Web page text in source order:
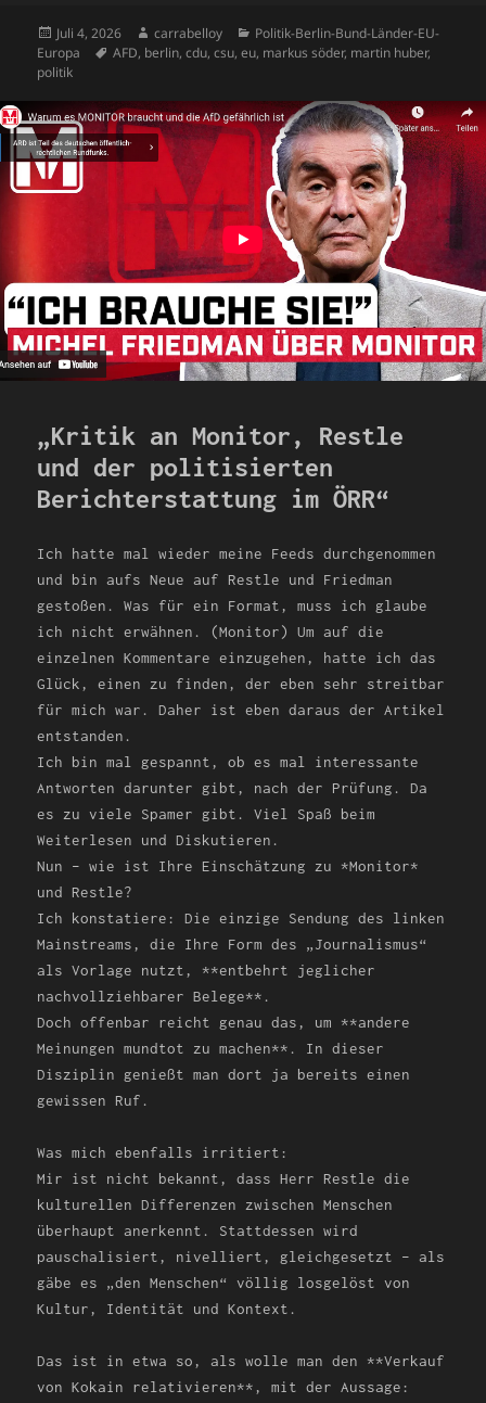
s
es
s
Veröffentlicht
am
Juli 4, 2026 Autor
carrabelloy Kategorien
Politik-Berlin-Bund-Länder-EU-
Europa
Schlagwörter
AFD, berlin,cdu,csu,eu, markus söder, martin huber,
politik
„Kritik an Monitor, Restle
und der politisierten
Berichterstattung im ÖRR“
Ich hatte mal wieder meine Feeds durchgenommen
und bin aufs Neue auf Restle und Friedman
gestoßen. Was für ein Format, muss ich glaube
ich nicht erwähnen. (Monitor) Um auf die
einzelnen Kommentare einzugehen, hatte ich das
Glück, einen zu finden, der eben sehr streitbar
für mich war. Daher ist eben daraus der Artikel
entstanden.
Ich bin mal gespannt, ob es mal interessante
Antworten darunter gibt, nach der Prüfung. Da
es zu viele Spamer gibt. Viel Spaß beim
Weiterlesen und Diskutieren.
Nun – wie ist Ihre Einschätzung zu *Monitor*
und Restle?
Ich konstatiere: Die einzige Sendung des linken
Mainstreams, die Ihre Form des „Journalismus“
als Vorlage nutzt, **entbehrt jeglicher
nachvollziehbarer Belege**.
Doch offenbar reicht genau das, um **andere
Meinungen mundtot zu machen**. In dieser
Disziplin genießt man dort ja bereits einen
gewissen Ruf.
Was mich ebenfalls irritiert:
Mir ist nicht bekannt, dass Herr Restle die
kulturellen Differenzen zwischen Menschen
überhaupt anerkennt. Stattdessen wird
pauschalisiert, nivelliert, gleichgesetzt – als
gäbe es „den Menschen“ völlig losgelöst von
Kultur, Identität und Kontext.
Das ist in etwa so, als wolle man den **Verkauf
von Kokain relativieren**, mit der Aussage: